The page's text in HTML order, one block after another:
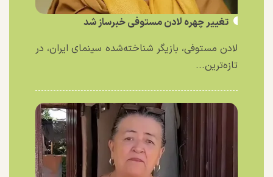
تغییر چهره لادن مستوفی خبرساز شد
لادن مستوفی، بازیگر شناخته‌شده سینمای ایران، در
تازه‌ترین...